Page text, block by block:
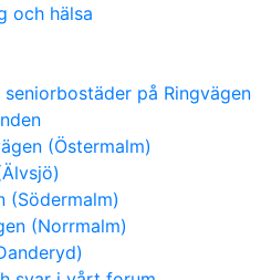
och hälsa
på Ringvägen
(Östermalm)
(Södermalm)
(Norrmalm)